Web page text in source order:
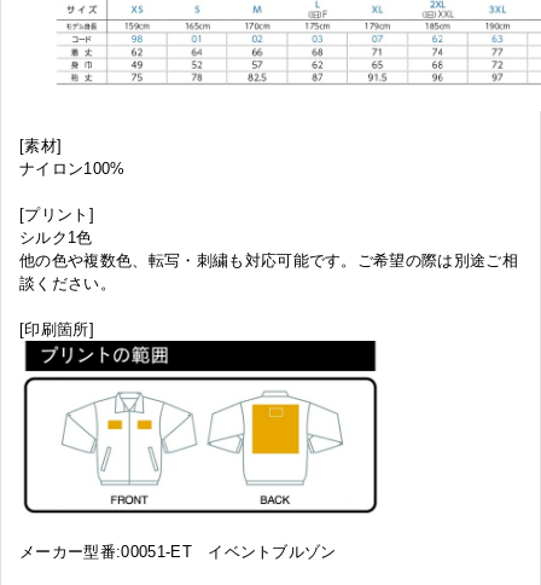
[素材]
ナイロン100%
[プリント]
シルク1色
他の色や複数色、転写・刺繍も対応可能です。ご希望の際は別途ご相
談ください。
[印刷箇所]
メーカー型番:00051-ET イベントブルゾン